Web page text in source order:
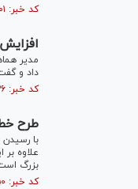
کد خبر: ۴۲۵۴۲۰۱ تاریخ انتشار : ۱۴۰۱/۰۲/۱۶
افزایش ۶ درصدی تولید فرآورده‌های نفتی در
داد و گفت:
کد خبر: ۷۸۱۹۳۶ تاریخ انتشار : ۱۴۰۰/۰۹/۲۴
طرح
با
علاوه
بزرگ است که
کد خبر: ۷۴۳۵۵۰ تاریخ انتشار : ۱۴۰۰/۰۴/۳۱